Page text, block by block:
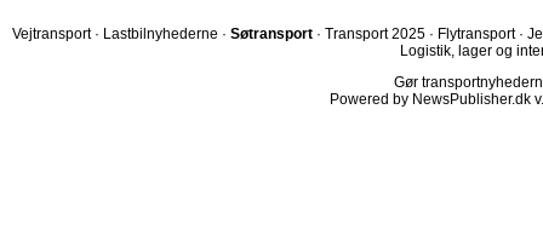
Vejtransport · Lastbilnyhederne · Søtransport · Transport 2025 · Flytransport ·
Logistik, lager og
Gør
Powered by NewsPublisher.dk